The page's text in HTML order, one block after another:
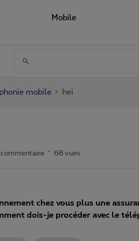
Mobile
mobile hei
commentaire 68 vues
chez vous plus une
dois-je procéder avec le